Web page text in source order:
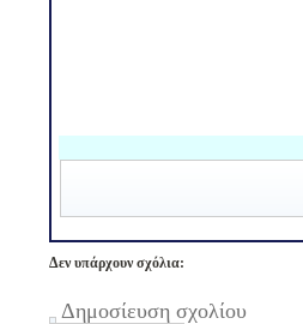
Δεν υπάρχουν σχόλια:
Δημοσίευση σχολίου